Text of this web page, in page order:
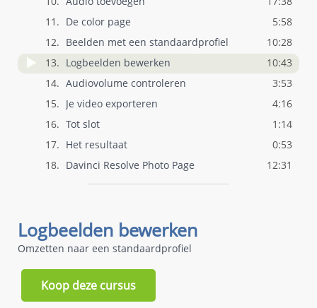
11. De color page
5:58
12. Beelden met een standaardprofiel
10:28
13. Logbeelden bewerken
10:43
14. Audiovolume controleren
3:53
15. Je video exporteren
4:16
16. Tot slot
1:14
17. Het resultaat
0:53
18. Davinci Resolve Photo Page 12:31
Logbeelden bewerken
Omzetten naar een standaardprofiel
Koop deze cursus